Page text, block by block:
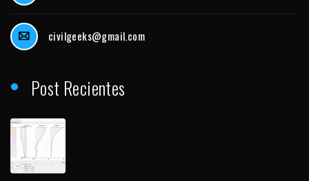
civilgeeks@gmail.com
Post Recientes